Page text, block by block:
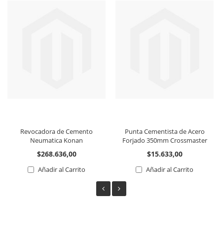
Revocadora de Cemento
Neumatica Konan
$268.636,00
Añadir al Carrito
Punta Cementista de Acero
Forjado 350mm Crossmaster
$15.633,00
Añadir al Carrito